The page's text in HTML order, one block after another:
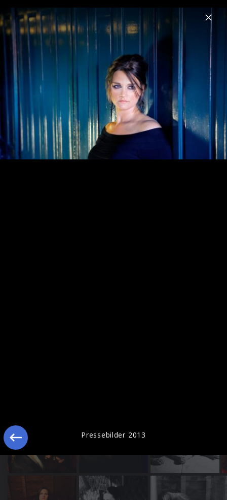
Menu
Madeleine Peyroux
Home Musik Videos Biografie
Madeleine Peyroux - Anthem
Pressebilder 2013